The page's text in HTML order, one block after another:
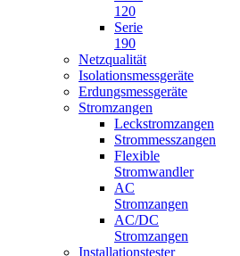
120
Serie
190
Netzqualität
Isolationsmessgeräte
Erdungsmessgeräte
Stromzangen
Leckstromzangen
Strommesszangen
Flexible
Stromwandler
AC
Stromzangen
AC/DC
Stromzangen
Installationstester